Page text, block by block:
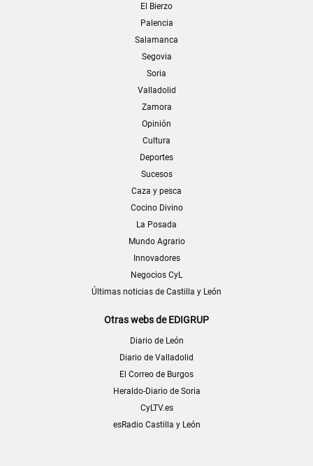
El Bierzo
Palencia
Salamanca
Segovia
Soria
Valladolid
Zamora
Opinión
Cultura
Deportes
Sucesos
Caza y pesca
Cocino Divino
La Posada
Mundo Agrario
Innovadores
Negocios CyL
Últimas noticias de Castilla y León
Otras webs de EDIGRUP
Diario de León
Diario de Valladolid
El Correo de Burgos
Heraldo-Diario de Soria
CyLTV.es
esRadio Castilla y León